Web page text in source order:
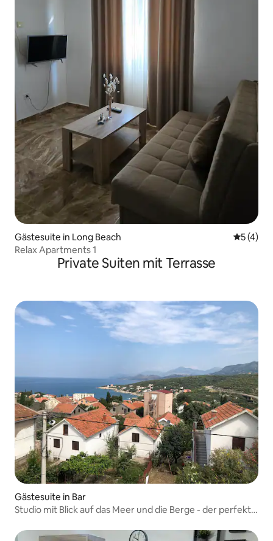
Gästesuite in Long Beach
5 (4)
Relax Apartments 1
Private Suiten mit Terrasse
Gästesuite in Bar
Studio mit Blick auf das Meer und die Berge - der perfekte